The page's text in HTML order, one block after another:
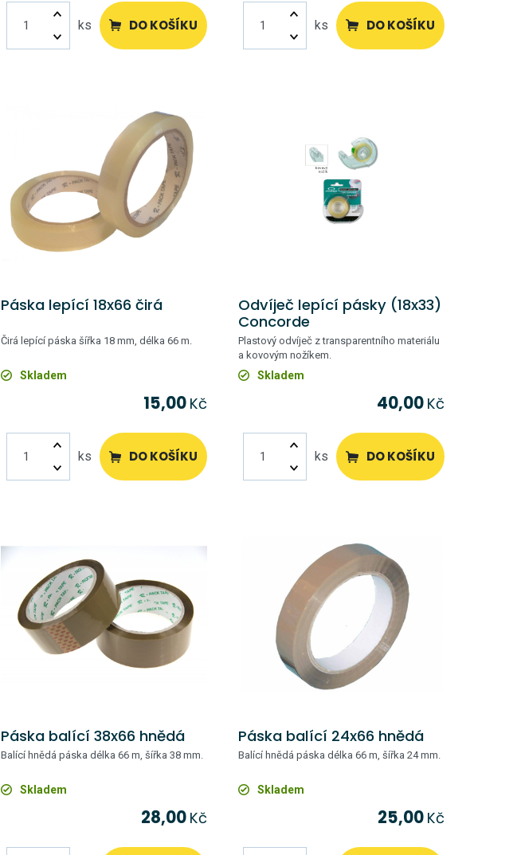
ks DO KOŠÍKU ks DO KOŠÍKU
Páska lepící 18x66 čirá
Čirá lepící páska šířka 18 mm, délka 66 m.
Skladem
15,00 Kč
ks DO KOŠÍKU
Odvíječ lepící pásky (18x33)
Concorde
Plastový odvíječ z transparentního materiálu
a kovovým nožíkem.
Skladem
40,00 Kč
ks DO KOŠÍKU
Páska balící 38x66 hnědá
Balící hnědá páska délka 66 m, šířka 38 mm.
Skladem
28,00 Kč
Páska balící 24x66 hnědá
Balící hnědá páska délka 66 m, šířka 24 mm.
Skladem
25,00 Kč